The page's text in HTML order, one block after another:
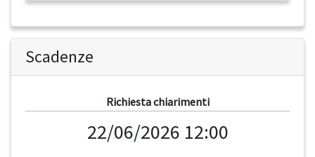
Scadenze
Richiesta chiarimenti
22/06/2026 12:00